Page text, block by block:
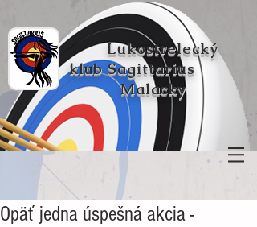
Lukostrelecký
klubSagittarius
Malacky
Opäť jedna úspešná akcia -